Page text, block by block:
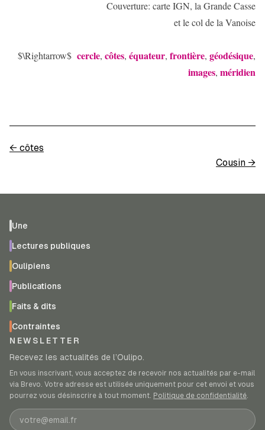
Couverture: carte IGN, la Grande Casse
et le col de la Vanoise
$\Rightarrow$ cercle, côtes, équateur, frontière, géodésique,
images, méridien
← côtes
Cousin →
Une
Lectures publiques
Oulipiens
Publications
Faits & dits
Contraintes
NEWSLETTER
Recevez les actualités de l’Oulipo.
En vous inscrivant, vous acceptez de recevoir nos actualités par e-mail
via Brevo. Votre adresse est utilisée uniquement pour cet envoi et vous
pourrez vous désinscrire à tout moment. Politique de confidentialité.
Adresse e-mail